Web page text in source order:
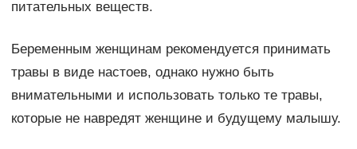
питательных веществ.
Беременным женщинам рекомендуется принимать
травы в виде настоев, однако нужно быть
внимательными и использовать только те травы,
которые не навредят женщине и будущему малышу.